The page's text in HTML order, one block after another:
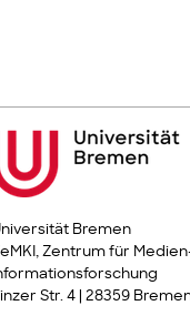
Bremen
Zentrum für
Str. 4 | 28359